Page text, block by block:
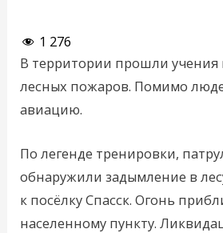
1 276
В территории прошли
лесных пожаров. Помимо
авиацию.
По легенде тренировки,
обнаружили задымление в
к посёлку Спасск. Огонь
населенному пункту.